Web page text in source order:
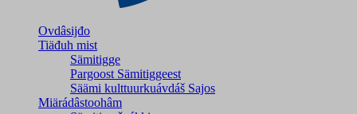
Ovdâsijđo
Tiäđuh mist
Sämitigge
Pargoost Sämitiggeest
Säämi kulttuurkuávdáš Sajos
Miärádâstoohâm